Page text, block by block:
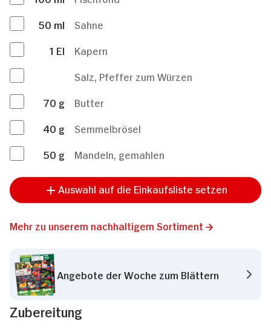
50 ml
Sahne
1 El
Kapern
Salz, Pfeffer zum Würzen
70 g
Butter
40 g
Semmelbrösel
50 g Mandeln, gemahlen
Auswahl auf die Einkaufsliste setzen
Mehr zu unserem nachhaltigem Sortiment
Angebote der Woche zum Blättern
Zubereitung